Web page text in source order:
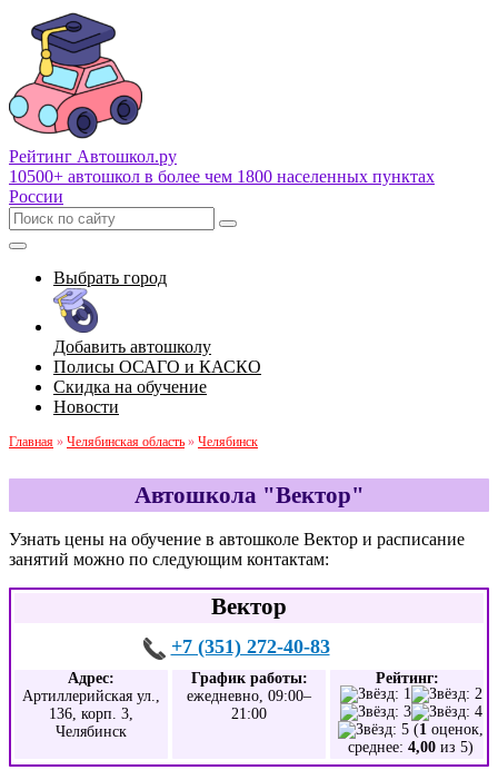
Рейтинг Автошкол.ру
10500+ автошкол в более чем 1800 населенных пунктах
России
Выбрать город
Добавить автошколу
Полисы ОСАГО и КАСКО
Скидка на обучение
Новости
Главная » Челябинская область » Челябинск
Автошкола "Вектор"
Узнать цены на обучение в автошколе Вектор и расписание
занятий можно по следующим контактам:
Вектор
+7 (351) 272-40-83
Адрес:
Артиллерийская ул.,
136, корп. 3,
Челябинск
График работы:
ежедневно, 09:00–
21:00
Рейтинг:
(1 оценок,
среднее: 4,00 из 5)